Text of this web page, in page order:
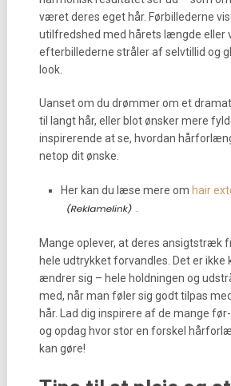
været deres eget hår. Førbillederne
utilfredshed med hårets længde eller
efterbillederne stråler af selvtillid og
look.
Uanset om du drømmer om et
til langt hår, eller blot ønsker mere
inspirerende at se, hvordan
netop dit ønske.
Her kan du læse mere om hair
Mange oplever, at deres ansigtstræk
hele udtrykket forvandles. Det er ikke
ændrer sig – hele holdningen og
med, når man føler sig godt tilpas
hår. Lad dig inspirere af de mange
og opdag hvor stor en forskel
kan gøre!